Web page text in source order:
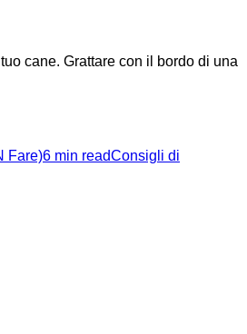
cane. Grattare con il bordo di una
Fare)6 min readConsigli di